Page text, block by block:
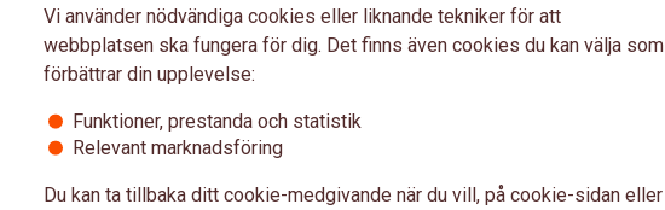
kan du själv påverka vilken fond eller vilka fonder du har
Att ha kvar premiepensionen i fonder/fondförsäkring passar dig
att välja fonder och risknivå själv. Det är också ett alternativ för dig
AP7 Såfa – en fond där risken minskar successivt under hela
försäkring
Vi använder nödvändiga cookies eller liknande tekniker för att
webbplatsen ska fungera för dig. Det finns även cookies du kan välja som
förbättrar din upplevelse:
Funktioner, prestanda och statistik
Relevant marknadsföring
Du kan ta tillbaka ditt cookie-medgivande när du vill, på cookie-sidan eller